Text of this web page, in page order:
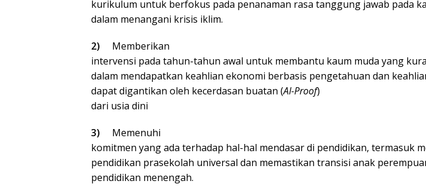
kurikulum untuk berfokus pada penanaman rasa tanggung jawab pada
dalam menangani krisis iklim.
2) Memberikan
intervensi pada tahun-tahun awal untuk membantu kaum muda yang
dalam mendapatkan keahlian ekonomi berbasis pengetahuan dan
dapat digantikan oleh kecerdasan buatan (AI-Proof)
dari usia dini
3) Memenuhi
komitmen yang ada terhadap hal-hal mendasar di pendidikan, termasuk
pendidikan prasekolah universal dan memastikan transisi anak
pendidikan menengah.